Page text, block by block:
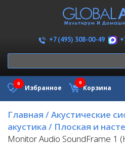
+7 (495) 308-00-49
Избранное
0
Корзина
0
Главная /Акустические
акустика / Плоская и
Monitor Audio SoundFrame 1